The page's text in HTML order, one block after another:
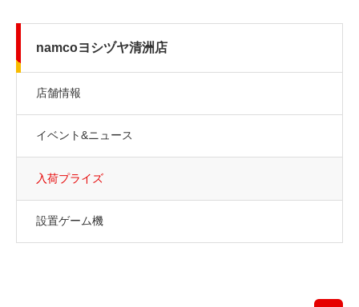
namcoヨシヅヤ清洲店
店舗情報
イベント&ニュース
入荷プライズ
設置ゲーム機